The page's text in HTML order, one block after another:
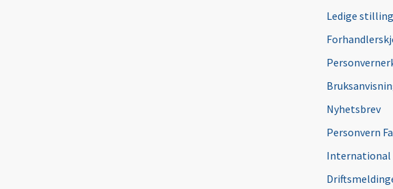
Ledige
Nyhetsbrev
Personvern
International